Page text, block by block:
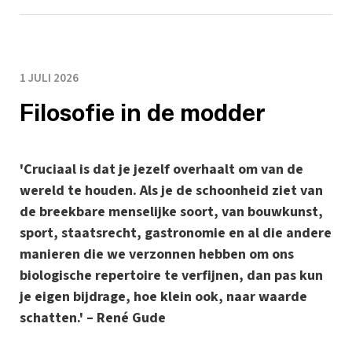
1 JULI 2026
Filosofie in de modder
'Cruciaal is dat je jezelf overhaalt om van de
wereld te houden. Als je de schoonheid ziet van
de breekbare menselijke soort, van bouwkunst,
sport, staatsrecht, gastronomie en al die andere
manieren die we verzonnen hebben om ons
biologische repertoire te verfijnen, dan pas kun
je eigen bijdrage, hoe klein ook, naar waarde
schatten.' – René Gude